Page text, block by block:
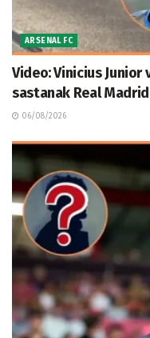
ARSENAL FC
Video: Vinicius Junior
sastanak Real
06/08/2026